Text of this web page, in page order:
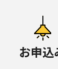
お申込